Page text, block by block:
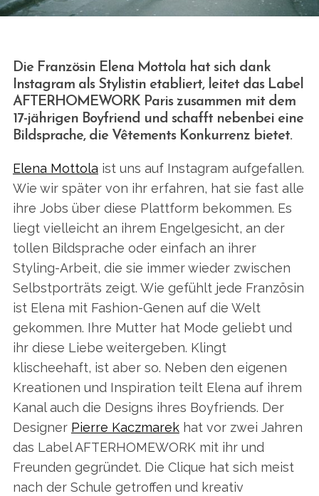
Die Französin Elena Mottola hat sich dank
Instagram als Stylistin etabliert, leitet das Label
AFTERHOMEWORK Paris zusammen mit dem
17-jährigen Boyfriend und schafft nebenbei eine
Bildsprache, die Vêtements Konkurrenz bietet.
Elena Mottola ist uns auf Instagram aufgefallen.
Wie wir später von ihr erfahren, hat sie fast alle
ihre Jobs über diese Plattform bekommen. Es
liegt vielleicht an ihrem Engelgesicht, an der
tollen Bildsprache oder einfach an ihrer
Styling-Arbeit, die sie immer wieder zwischen
Selbstporträts zeigt. Wie gefühlt jede Französin
ist Elena mit Fashion-Genen auf die Welt
gekommen. Ihre Mutter hat Mode geliebt und
ihr diese Liebe weitergeben. Klingt
klischeehaft, ist aber so. Neben den eigenen
Kreationen und Inspiration teilt Elena auf ihrem
Kanal auch die Designs ihres Boyfriends. Der
Designer Pierre Kaczmarekhat vor zwei Jahren
das Label AFTERHOMEWORK mit ihr und
Freunden gegründet. Die Clique hat sich meist
nach der Schule getroffen und kreativ